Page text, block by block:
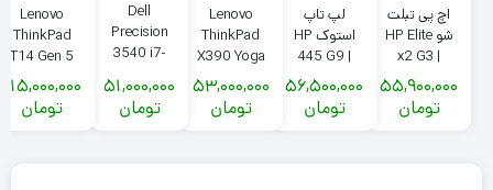
اچ پی تبلت
شو HP Elite
x2 G3 |
Corei5-
8350u| Ram
8G| 256G
55,900,000
تومان
لپ تاپ
استوک HP
445 G9 |
Ryzen 5
5625U |Ram
8GB | SSD
56,500,000
تومان
Lenovo
ThinkPad
X390 Yoga
|i5 8365u
|Ram 16G
|SSD 256G|
53,000,000
تومان
Dell
Precision
3540 i7-
8565U
Radeon Pro
51,000,000
تومان
Lenovo
ThinkPad
T14 Gen 5
AMD | Ryzen
7 PRO
8840U |
115,000,000
تومان